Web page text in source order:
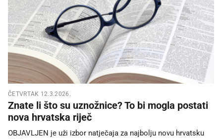
ČETVRTAK 12.3.2026.
Znate li što su uznožnice? To bi mogla postati
nova hrvatska riječ
OBJAVLJEN je uži izbor natječaja za najbolju novu hrvatsku